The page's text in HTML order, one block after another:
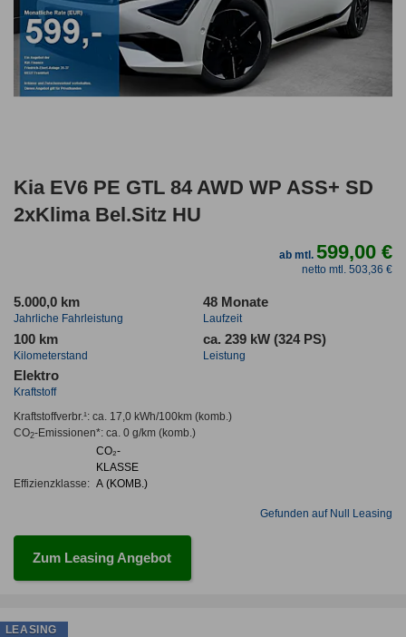
Kia EV6 PE GTL 84 AWD WP ASS+ SD
2xKlima Bel.Sitz HU
ab mtl.599,00 €
netto mtl. 503,36 €
5.000,0 km
Jahrliche Fahrleistung
48 Monate
Laufzeit
100 km
Kilometerstand
ca. 239 kW (324 PS)
Leistung
Elektro
Kraftstoff
Kraftstoffverbr.¹: ca. 17,0 kWh/100km(komb.)
CO2-Emissionen*: ca. 0 g/km(komb.)
Effizienzklasse:
CO₂-
KLASSE
A (KOMB.)
Gefunden auf Null Leasing
Zum Leasing Angebot
LEASING